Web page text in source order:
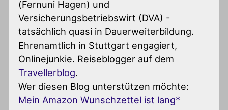
(Fernuni Hagen) und
Versicherungsbetriebswirt (DVA) -
tatsächlich quasi in Dauerweiterbildung.
Ehrenamtlich in Stuttgart engagiert,
Onlinejunkie. Reiseblogger auf dem
Travellerblog.
Wer diesen Blog unterstützen möchte:
Mein Amazon Wunschzettel ist lang